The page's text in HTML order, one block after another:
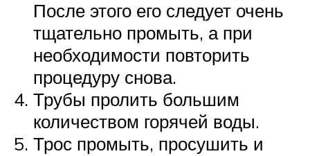
После этого его следует очень
тщательно промыть, а при
необходимости повторить
процедуру снова.
Трубы пролить большим
количеством горячей воды.
Трос промыть, просушить и